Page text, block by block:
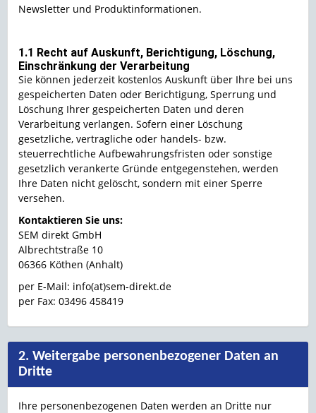
Newsletter und Produktinformationen.
1.1 Recht auf Auskunft, Berichtigung, Löschung,
Einschränkung der Verarbeitung
Sie können jederzeit kostenlos Auskunft über Ihre bei uns
gespeicherten Daten oder Berichtigung, Sperrung und
Löschung Ihrer gespeicherten Daten und deren
Verarbeitung verlangen. Sofern einer Löschung
gesetzliche, vertragliche oder handels- bzw.
steuerrechtliche Aufbewahrungsfristen oder sonstige
gesetzlich verankerte Gründe entgegenstehen, werden
Ihre Daten nicht gelöscht, sondern mit einer Sperre
versehen.
Kontaktieren Sie uns:
SEM direkt GmbH
Albrechtstraße 10
06366 Köthen (Anhalt)
per E-Mail: info(at)sem-direkt.de
per Fax: 03496 458419
2. Weitergabe personenbezogener Daten an
Dritte
Ihre personenbezogenen Daten werden an Dritte nur